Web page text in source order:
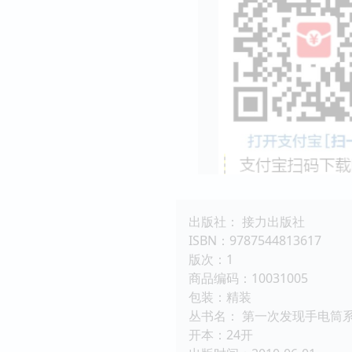
出版社： 接力出版社
ISBN：9787544813617
版次：1
商品编码：10031005
包装：精装
丛书名： 第一次发现手电筒
开本：24开